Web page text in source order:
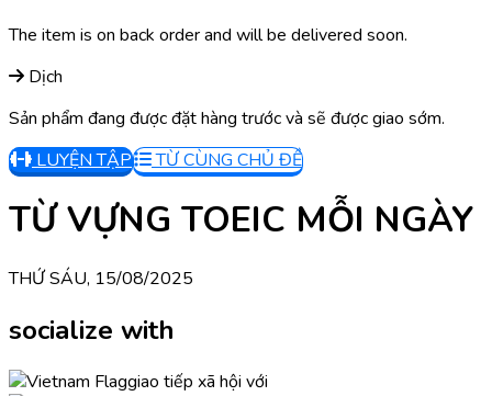
The item is on back order and will be delivered soon.
Dịch
Sản phẩm đang được đặt hàng trước và sẽ được giao sớm.
LUYỆN TẬP
TỪ CÙNG CHỦ ĐỀ
TỪ VỰNG TOEIC MỖI NGÀY
THỨ SÁU, 15/08/2025
socialize with
giao tiếp xã hội với